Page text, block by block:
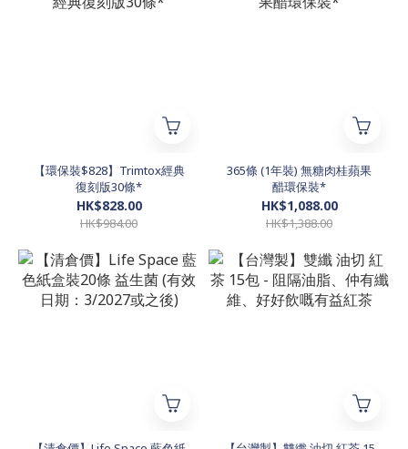
【環保裝$828】Trimtox經典
復刻版30條*
HK$828.00
HK$984.00
365條 (1年裝) 無糖肉桂蘋果
醋環保裝*
HK$1,088.00
HK$1,388.00